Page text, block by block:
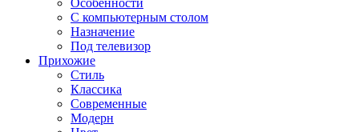
Особенности
С компьютерным столом
Назначение
Под телевизор
Прихожие
Стиль
Классика
Современные
Модерн